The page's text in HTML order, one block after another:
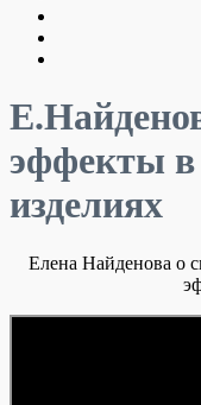
эффекты
изделиях
Елена Найденова о